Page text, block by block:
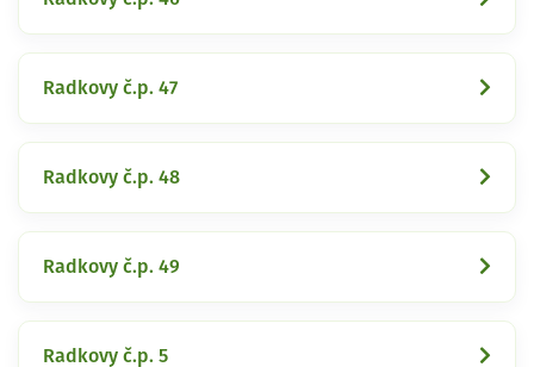
Radkovy č.p. 47
Radkovy č.p. 48
Radkovy č.p. 49
Radkovy č.p. 5